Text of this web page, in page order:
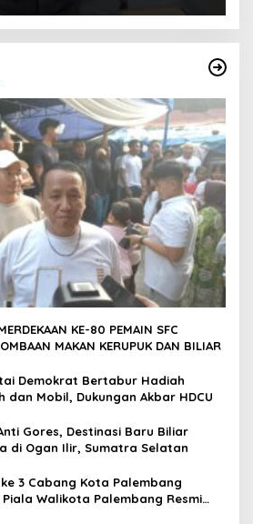
KE-80 PEMAIN SFC
MAKAN KERUPUK DAN BILIAR
Demokrat Bertabur Hadiah
dan Mobil, Dukungan Akbar HDCU
Gores, Destinasi Baru Biliar
di Ogan Ilir, Sumatra Selatan
3 Cabang Kota Palembang
Walikota Palembang Resmi